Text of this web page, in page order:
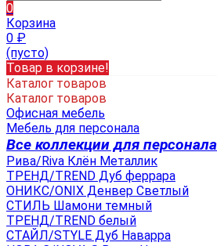
0
Корзина
0 ₽
(пусто)
Товар в корзине!
Каталог товаров
Каталог товаров
Офисная мебель
Мебель для персонала
Все коллекции для персонала
Рива/Riva Клён Металлик
ТРЕНД/TREND Дуб феррара
ОНИКС/ONIX Денвер Светлый
СТИЛЬ Шамони темный
ТРЕНД/TREND белый
СТАЙЛ/STYLE Дуб Наварра